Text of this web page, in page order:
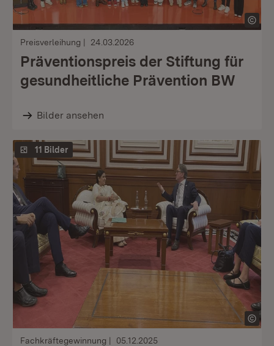
Preisverleihung 24.03.2026
Präventionspreis der Stiftung für
gesundheitliche Prävention BW
Bilder ansehen
11 Bilder
Fachkräftegewinnung 05.12.2025